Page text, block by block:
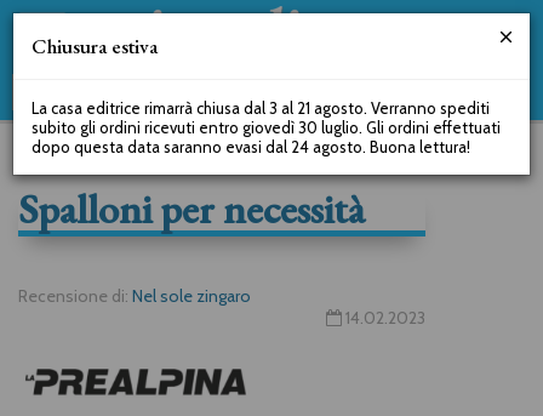
Spalloni per necessità
Recensione di: Nel sole zingaro
14.02.2023
Chiusura estiva
La casa editrice rimarrà chiusa dal 3 al 21 agosto. Verranno spediti
subito gli ordini ricevuti entro giovedì 30 luglio. Gli ordini effettuati
dopo questa data saranno evasi dal 24 agosto. Buona lettura!